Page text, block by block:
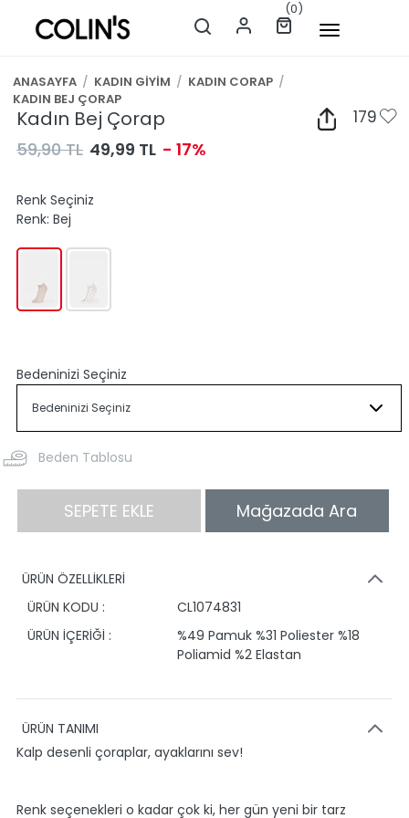
(0)
ANASAYFA / KADIN GİYİM / KADIN CORAP /
KADIN BEJ ÇORAP
Kadın Bej Çorap 179
59,90 TL 49,99 TL - 17%
Renk Seçiniz
Renk: Bej
Bedeninizi Seçiniz
Beden Tablosu
SEPETE EKLE Mağazada Ara
ÜRÜN ÖZELLİKLERİ
ÜRÜN KODU :
CL1074831
ÜRÜN İÇERİĞİ :
%49 Pamuk %31 Poliester %18
Poliamid %2 Elastan
ÜRÜN TANIMI
Kalp desenli çoraplar, ayaklarını sev!
Renk seçenekleri o kadar çok ki, her gün yeni bir tarz